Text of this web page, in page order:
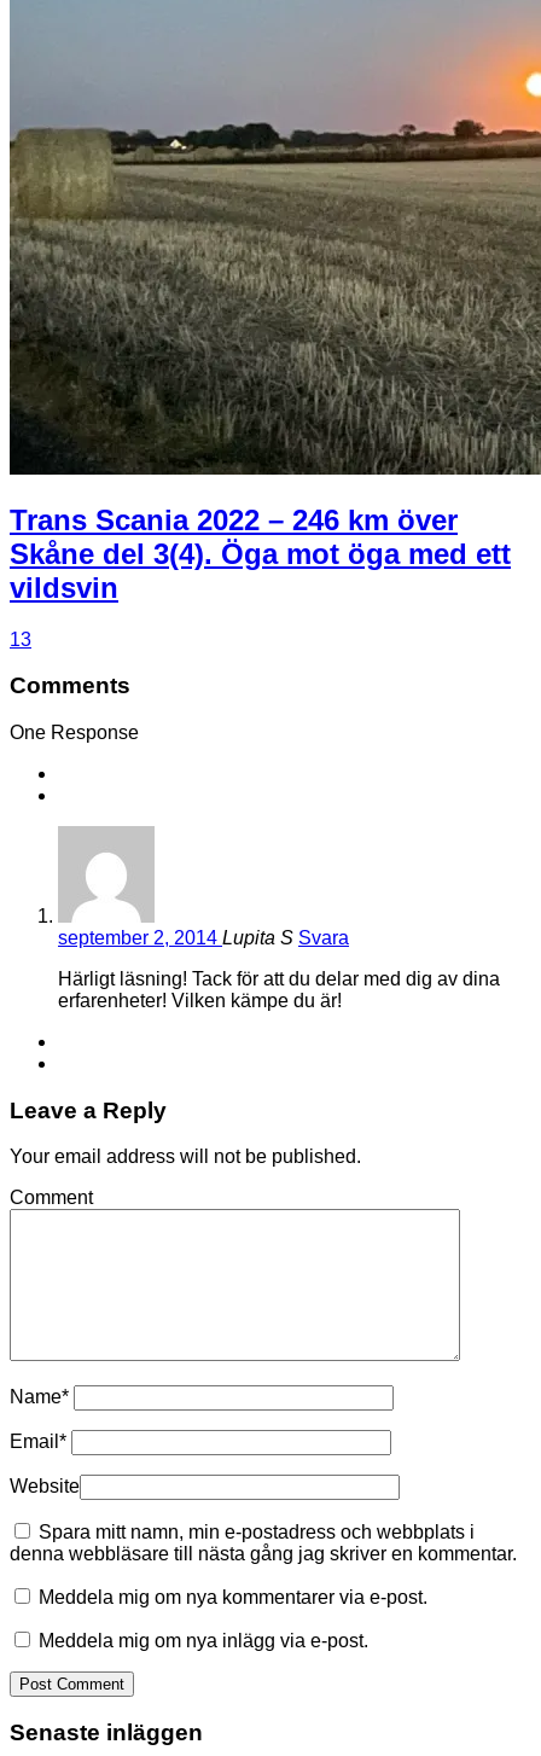
Trans Scania 2022 – 246 km över
Skåne del 3(4). Öga mot öga med ett
vildsvin
13
Comments
One Response
september 2, 2014 Lupita S Svara
Härligt läsning! Tack för att du delar med dig av dina
erfarenheter! Vilken kämpe du är!
Leave a Reply
Your email address will not be published.
Comment
Name*
Email *
Website
Spara mitt namn, min e-postadress och webbplats i
denna webbläsare till nästa gång jag skriver en kommentar.
Meddela mig om nya kommentarer via e-post.
Meddela mig om nya inlägg via e-post.
Senaste inläggen